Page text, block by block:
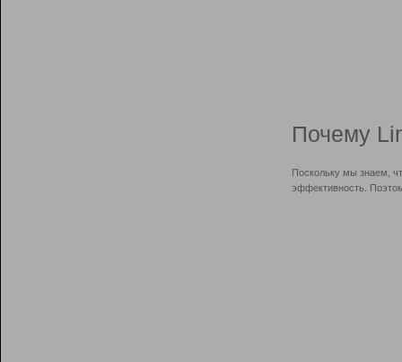
Почему
Поскольку мы знаем,
эффективность.